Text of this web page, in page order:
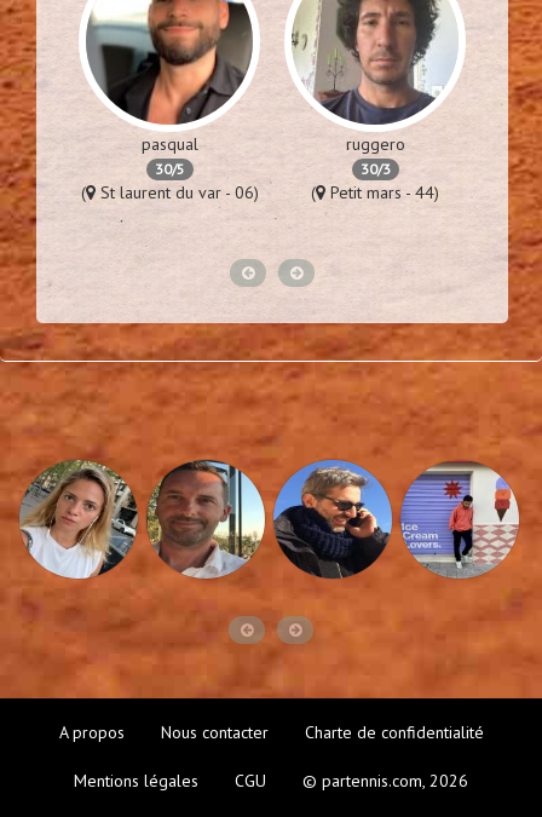
- 94)
pasqual
30/5
( St laurent du var - 06)
ruggero
30/3
( Petit mars - 44)
A propos Nous contacter Charte de confidentialité
Mentions légales CGU © partennis.com, 2026